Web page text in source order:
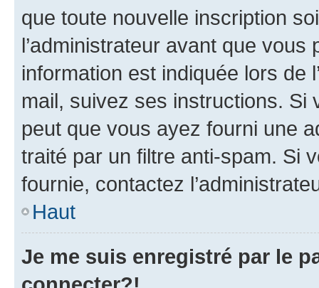
que toute nouvelle inscription
l’administrateur avant que
information est indiquée lors de
mail, suivez ses instructions. Si
peut que vous ayez fourni une
traité par un filtre anti-spam. Si
fournie, contactez
Haut
Je me suis enregistré par le